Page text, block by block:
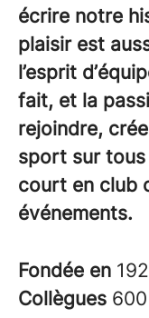
écrire notre
plaisir est
l’esprit
fait, et la
rejoindre,
sport sur tous
court en club
événements.
Fondée en
Collègues 600